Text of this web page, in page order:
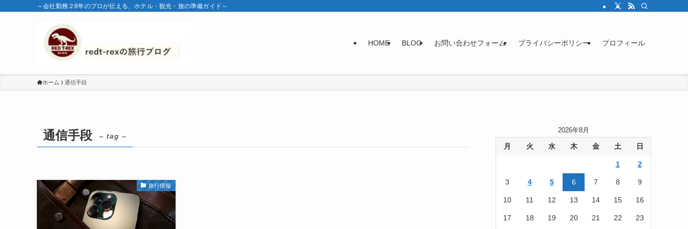
～会社勤務２8年のプロが伝える、ホテル・観光・旅の準備ガイド～
HOME BLOG お問い合わせフォーム プライバシーポリシー プロフィール
ホーム 通信手段
通信手段 – tag –
旅行情報
2026年8月
月 火 水 木 金 土 日
1 2
3 4 5 6 7 8 9
10 11 12 13 14 15 16
17 18 19 20 21 22 23